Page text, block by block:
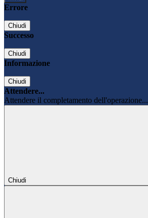
Errore
Chiudi
Successo
Chiudi
Informazione
Chiudi
Attendere...
Attendere il completamento dell'operazione...
Chiudi